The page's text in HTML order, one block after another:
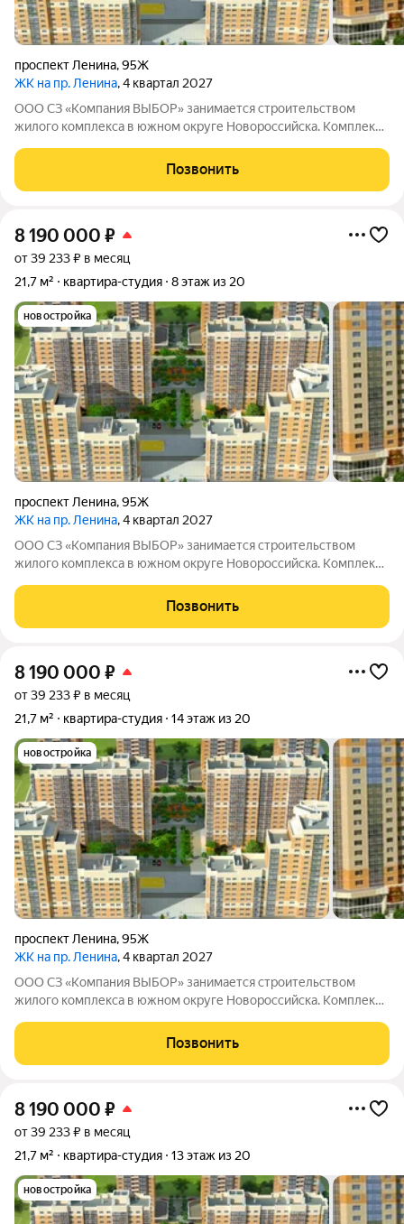
проспект Ленина,95Ж
ЖК на пр. Ленина, 4 квартал 2027
ООО СЗ «Компания ВЫБОР» занимается строительством
жилого комплекса в южном округе Новороссийска. Комплекс
творчества, в шаговой доступности от Суджукской косы.
Район отличается благоприятной
Позвонить
8 190 000 ₽
от 39 233 ₽ в месяц
21,7 м²
квартира-студия 8 этаж из 20
новостройка
проспект Ленина,95Ж
ЖК на пр. Ленина, 4 квартал 2027
ООО СЗ «Компания ВЫБОР» занимается строительством
жилого комплекса в южном округе Новороссийска. Комплекс
творчества, в шаговой доступности от Суджукской косы.
Район отличается благоприятной
Позвонить
8 190 000 ₽
от 39 233 ₽ в месяц
21,7 м²
квартира-студия 14 этаж из 20
новостройка
проспект Ленина,95Ж
ЖК на пр. Ленина, 4 квартал 2027
ООО СЗ «Компания ВЫБОР» занимается строительством
жилого комплекса в южном округе Новороссийска. Комплекс
творчества, в шаговой доступности от Суджукской косы.
Район отличается благоприятной
Позвонить
8 190 000 ₽
от 39 233 ₽ в месяц
21,7 м²
квартира-студия 13 этаж из 20
новостройка